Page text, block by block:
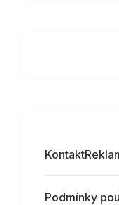
Kontakt
Podmínky